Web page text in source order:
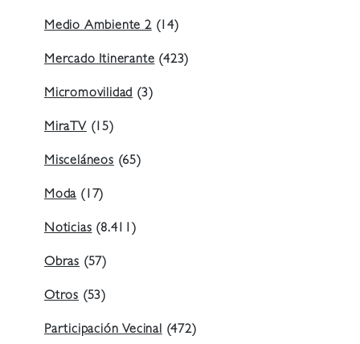
Medio Ambiente 2(14)
Mercado Itinerante (423)
Micromovilidad (3)
MiraTV (15)
Misceláneos (65)
Moda (17)
Noticias (8.411)
Obras (57)
Otros (53)
Participación Vecinal (472)